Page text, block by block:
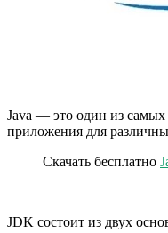
Java — это один из самых
приложения для
Скачать бесплатно
JDK состоит из двух